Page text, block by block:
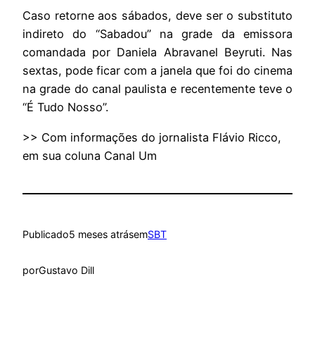
Caso retorne aos sábados, deve ser o substituto
indireto do “Sabadou” na grade da emissora
comandada por Daniela Abravanel Beyruti. Nas
sextas, pode ficar com a janela que foi do cinema
na grade do canal paulista e recentemente teve o
“É Tudo Nosso”.
>> Com informações do jornalista Flávio Ricco,
em sua coluna Canal Um
Publicado5 meses atrásemSBT
porGustavo Dill